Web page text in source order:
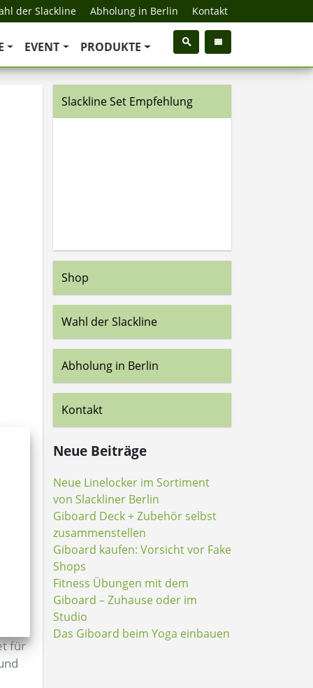
der Slackline Abholung in Berlin Kontakt
EVENT PRODUKTE
für
Slackline Set Empfehlung
Shop
Wahl der Slackline
Abholung in Berlin
Kontakt
Neue Beiträge
Neue Linelocker im Sortiment
von Slackliner Berlin
Giboard Deck + Zubehör selbst
zusammenstellen
Giboard kaufen: Vorsicht vor Fake
Shops
Fitness Übungen mit dem
Giboard – Zuhause oder im
Studio
Das Giboard beim Yoga einbauen